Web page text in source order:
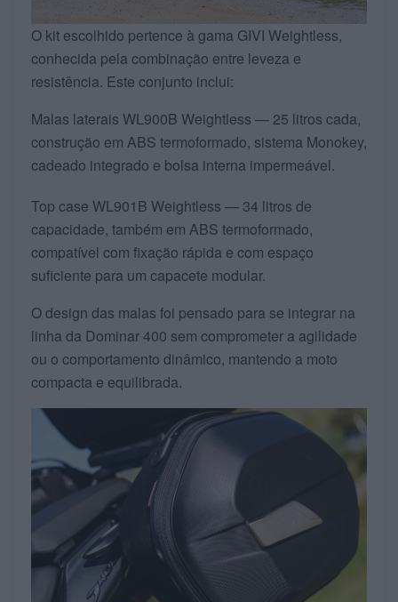
O kit escolhido pertence à gama GIVI Weightless,
conhecida pela combinação entre leveza e
resistência. Este conjunto inclui:
Malas laterais WL900B Weightless — 25 litros cada,
construção em ABS termoformado, sistema Monokey,
cadeado integrado e bolsa interna impermeável.
Top case WL901B Weightless — 34 litros de
capacidade, também em ABS termoformado,
compatível com fixação rápida e com espaço
suficiente para um capacete modular.
O design das malas foi pensado para se integrar na
linha da Dominar 400 sem comprometer a agilidade
ou o comportamento dinâmico, mantendo a moto
compacta e equilibrada.